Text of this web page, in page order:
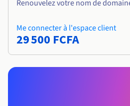
Renouvelez votre nom de
Me connecter à l'espace client
29 500 FCFA